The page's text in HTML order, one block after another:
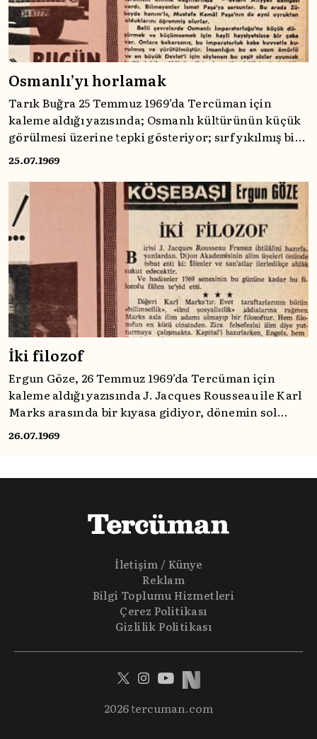
Osmanlı’yı horlamak
Tarık Buğra 25 Temmuz 1969’da Tercüman için
kaleme aldığı yazısında; Osmanlı kültürünün küçük
görülmesi üzerine tepki gösteriyor; sırf yıkılmış bir
imparatorluk olması sebebiyle edebiyatını,
değersizleştirmenin “barbarlık” olduğunu ifade
ediyor.
25.07.1969
İki filozof
Ergun Göze, 26 Temmuz 1969’da Tercüman için
kaleme aldığı yazısında J. Jacques Rousseau ile Karl
Marks arasında bir kıyasa gidiyor, dönemin sol
hareketlerini Marks üzerinden eleştiriyor.
26.07.1969
İletişim / Künye
Reklam
Bilgi Toplumu Hizmetleri
Çerez Politikası
Gizlilik Politikası
2026 tercuman.com